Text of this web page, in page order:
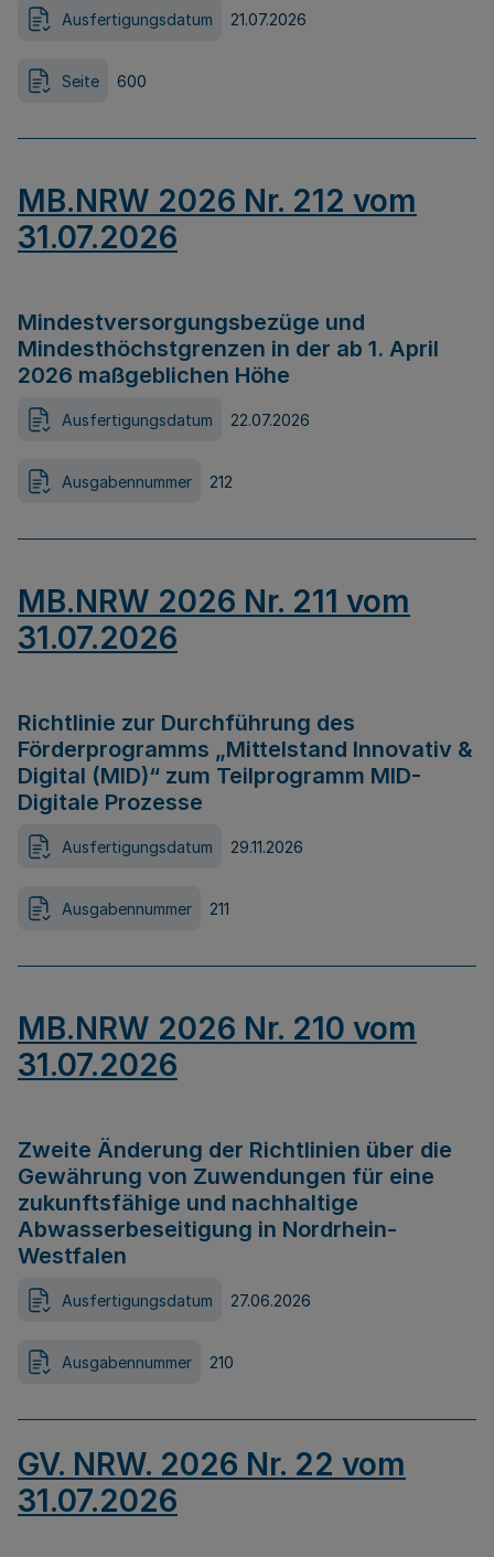
Ausfertigungsdatum 21.07.2026
Seite 600
MB.NRW 2026 Nr. 212 vom
31.07.2026
Mindestversorgungsbezüge und
Mindesthöchstgrenzen in der ab 1. April
2026 maßgeblichen Höhe
Ausfertigungsdatum 22.07.2026
Ausgabennummer 212
MB.NRW 2026 Nr. 211 vom
31.07.2026
Richtlinie zur Durchführung des
Förderprogramms „Mittelstand Innovativ &
Digital (MID)“ zum Teilprogramm MID-
Digitale Prozesse
Ausfertigungsdatum 29.11.2026
Ausgabennummer 211
MB.NRW 2026 Nr. 210 vom
31.07.2026
Zweite Änderung der Richtlinien über die
Gewährung von Zuwendungen für eine
zukunftsfähige und nachhaltige
Abwasserbeseitigung in Nordrhein-
Westfalen
Ausfertigungsdatum 27.06.2026
Ausgabennummer 210
GV. NRW. 2026 Nr. 22 vom
31.07.2026